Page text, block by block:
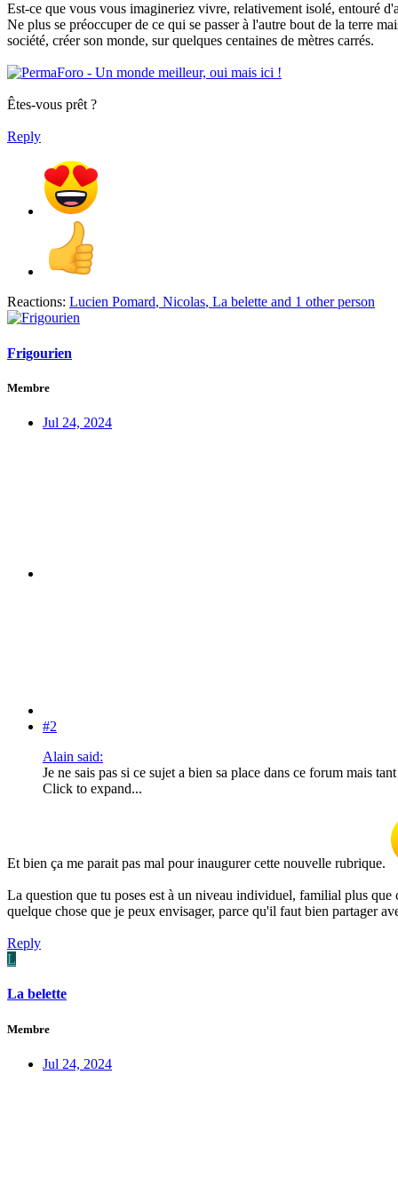
Est-ce que vous vous imagineriez vivre, relativement isolé, entouré
Ne plus se préoccuper de ce qui se passer à l'autre bout de la terre
société, créer son monde, sur quelques centaines de mètres carrés.
Êtes-vous prêt ?
Reply
Reactions: Lucien Pomard, Nicolas, La belette and 1 other person
Frigourien
Membre
Jul 24, 2024
#2
Alain said:
Je ne sais pas si ce sujet a bien sa place dans ce forum mais
Click to expand...
Et bien ça me parait pas mal pour inaugurer cette nouvelle rubrique.
La question que tu poses est à un niveau individuel, familial plus
quelque chose que je peux envisager, parce qu'il faut bien partager
Reply
L
La belette
Membre
Jul 24, 2024